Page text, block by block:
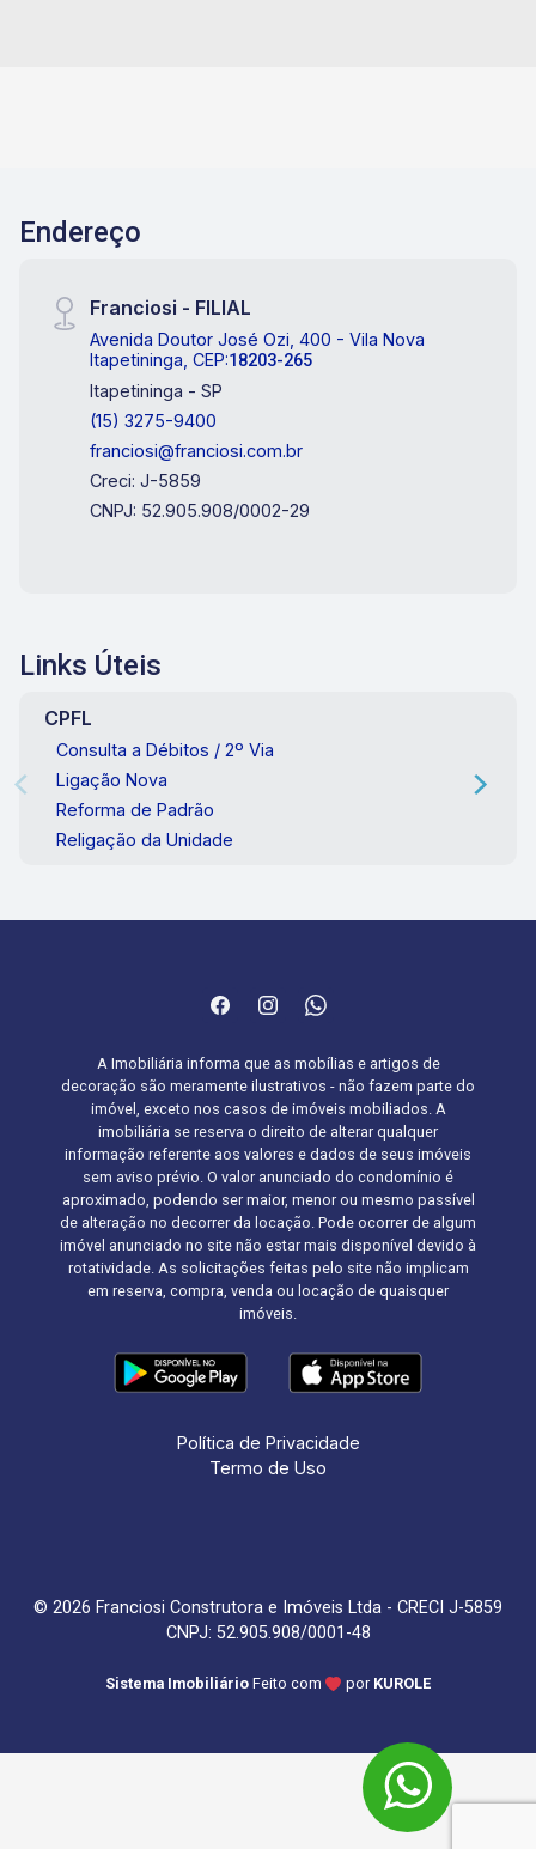
Endereço
Franciosi - FILIAL
Avenida Doutor José Ozi, 400 - Vila Nova
Itapetininga, CEP:18203-265
Itapetininga - SP
(15) 3275-9400
franciosi@franciosi.com.br
Creci: J-5859
CNPJ: 52.905.908/0002-29
Links Úteis
CPFL
Consulta a Débitos / 2º Via
Ligação Nova
Reforma de Padrão
Religação da Unidade
A Imobiliária informa que as mobílias e artigos de
decoração são meramente ilustrativos - não fazem parte do
imóvel, exceto nos casos de imóveis mobiliados. A
imobiliária se reserva o direito de alterar qualquer
informação referente aos valores e dados de seus imóveis
sem aviso prévio. O valor anunciado do condomínio é
aproximado, podendo ser maior, menor ou mesmo passível
de alteração no decorrer da locação. Pode ocorrer de algum
imóvel anunciado no site não estar mais disponível devido à
rotatividade. As solicitações feitas pelo site não implicam
em reserva, compra, venda ou locação de quaisquer
imóveis.
Política de Privacidade
Termo de Uso
© 2026 Franciosi Construtora e Imóveis Ltda - CRECI J-5859
CNPJ: 52.905.908/0001-48
Sistema Imobiliário Feito com por KUROLE